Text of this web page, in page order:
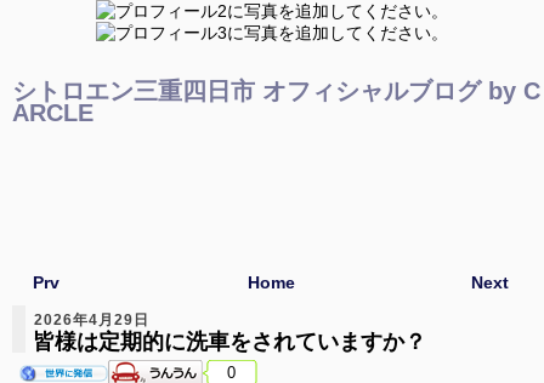
シトロエン三重四日市 オフィシャルブログ by C
ARCLE
Next
Prv Home
2026年4月29日
皆様は定期的に洗車をされていますか？
0